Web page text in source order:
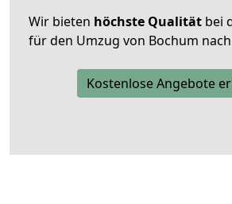
Wir bieten höchste Qualität bei
für den Umzug von Bochum
Kostenlose Angebote